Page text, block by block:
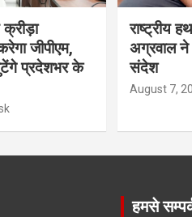
जीपीएम,
प्रदेशभर के
राष्ट्रीय
अग्रवाल ने
संदेश
August 7,
हमसे